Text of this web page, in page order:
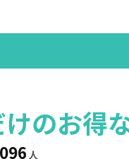
のお得
人